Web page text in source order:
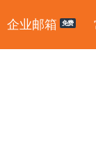
企业邮箱